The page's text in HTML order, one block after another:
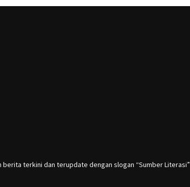
berita terkini dan terupdate dengan slogan “Sumber Literasi”